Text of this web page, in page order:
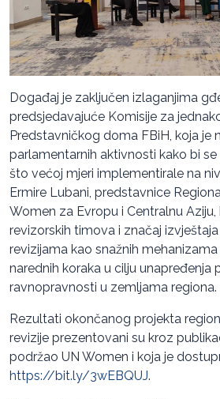
Događaj je zaključen izlaganjima
predsjedavajuće Komisije za
Predstavničkog doma FBiH, koja je
parlamentarnih aktivnosti kako bi
što većoj mjeri implementirale na
Ermire Lubani, predstavnice
Women za Evropu i Centralnu
revizorskih timova i značaj
revizijama kao snažnih
narednih koraka u cilju unapređenja
ravnopravnosti u zemljama regiona.
Rezultati okončanog projekta
revizije prezentovani su kroz
podržao UN Women i koja je
https://bit.ly/3wEBQUJ.